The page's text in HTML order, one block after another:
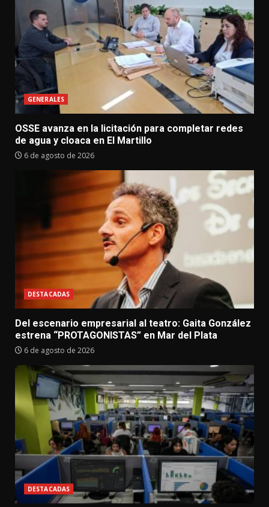
GENERALES
OSSE avanza en la licitación para completar redes
de agua y cloaca en El Martillo
6 de agosto de 2026
DESTACADAS
Del escenario empresarial al teatro: Gaita González
estrena “PROTAGONISTAS” en Mar del Plata
6 de agosto de 2026
DESTACADAS